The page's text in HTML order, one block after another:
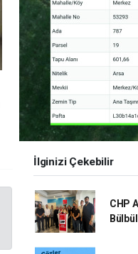
İlginizi Çekebilir
CHP